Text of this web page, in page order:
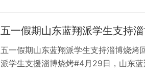
五一假期山东蓝翔派学生支持
五一假期山东蓝翔派学生支持淄博烧烤
派学生支援淄博烧烤#4月29日，山东